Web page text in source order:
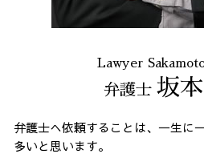
Lawyer
弁護士 坂
弁護士へ依頼することは、一生に
多いと思います。